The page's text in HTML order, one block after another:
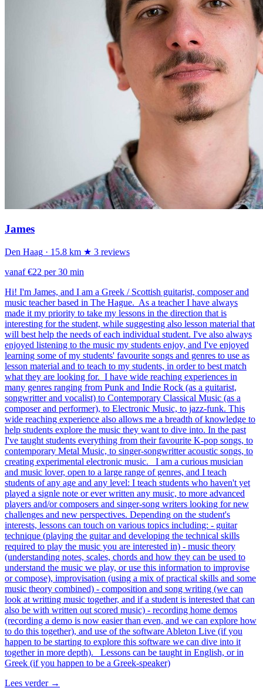
James
Den Haag · 15.8 km ★ 3 reviews
vanaf €22 per 30 min
Hi! I'm James, and I am a Greek / Scottish guitarist, composer and
music teacher based in The Hague. As a teacher I have always
made it my priority to take my lessons in the direction that is
interesting for the student, while suggesting also lesson material that
will best help the needs of each individual student. I've also always
enjoyed listening to the music my students enjoy, and I've enjoyed
learning some of my students' favourite songs and genres to use as
lesson material and to teach to my students, in order to best match
what they are looking for. I have wide reaching experiences in
many genres ranging from Punk and Indie Rock (as a guitarist,
songwritter and vocalist) to Contemporary Classical Music (as a
composer and performer), to Electronic Music, to jazz-funk. This
wide reaching experience also allows me a breadth of knowledge to
help students explore the music they want to dive into. In the past
I've taught students everything from their favourite K-pop songs, to
contemporary Metal Music, to singer-songwritter acoustic songs, to
creating experimental electronic music. I am a curious musician
and music lover, open to a large range of genres, and I teach
students of any age and any level: I teach students who haven't yet
played a signle note or ever written any music, to more advanced
players and/or composers and singer-song writers looking for new
challenges and new perspectives. Depending on the student's
interests, lessons can touch on various topics including: - guitar
technique (playing the guitar and developing the technical skills
required to play the music you are interested in) - music theory
(understanding notes, scales, chords and how they can be used to
understand the music we play, or use this information to improvise
or compose), improvisation (using a mix of practical skills and some
music theory combined) - composition and song writing (we can
look at writting music together, and if a student is interested that can
also be with written out scored music) - recording home demos
(recording a demo is now easier than even, and we can explore how
to do this together), and use of the software Ableton Live (if you
happen to be starting to explore this software we can dive into it
together in more depth). Lessons can be taught in English, or in
Greek (if you happen to be a Greek-speaker)
Lees verder →